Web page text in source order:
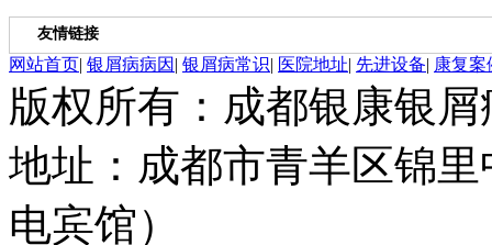
友情链接
网站首页| 银屑病病因 | 银屑病常识| 医院地址| 先进设备| 康复案
版权所有：成都银康银
地址：成都市青羊区锦
电宾馆）